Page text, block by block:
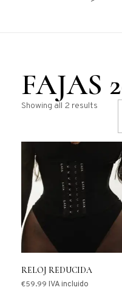
FAJAS
Showing all 2 results
RELOJ REDUCIDA
€59.99 IVA incluido